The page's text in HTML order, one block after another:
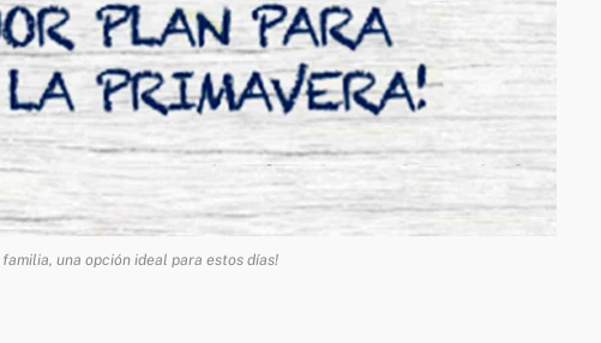
familia, una opción ideal para estos días!